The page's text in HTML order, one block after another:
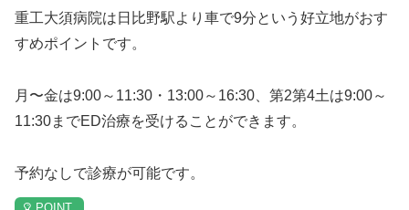
重工大須病院は日比野駅より車で9分という好立地がおす
すめポイントです。
月〜金は9:00～11:30・13:00～16:30、第2第4土は9:00～
11:30までED治療を受けることができます。
予約なしで診療が可能です。